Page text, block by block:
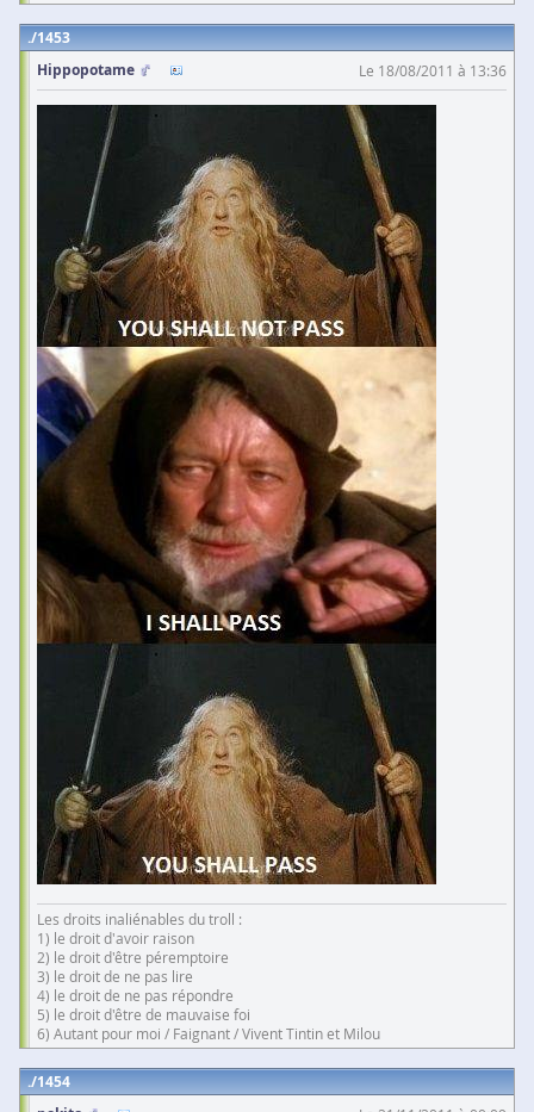
1453
Hippopotame
Le 18/08/2011 à 13:36
Les droits inaliénables du troll :
1) le droit d'avoir raison
2) le droit d'être péremptoire
3) le droit de ne pas lire
4) le droit de ne pas répondre
5) le droit d'être de mauvaise foi
6) Autant pour moi / Faignant / Vivent Tintin et Milou
1454